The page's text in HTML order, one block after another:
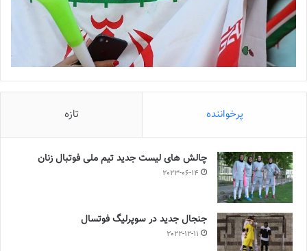
پرخواننده تازه
چالش هاى ليست جدید تيم ملى فوتبال زنان
2023-06-14
جنجال جدید در سوپرلیگ فوتسال
2022-12-11